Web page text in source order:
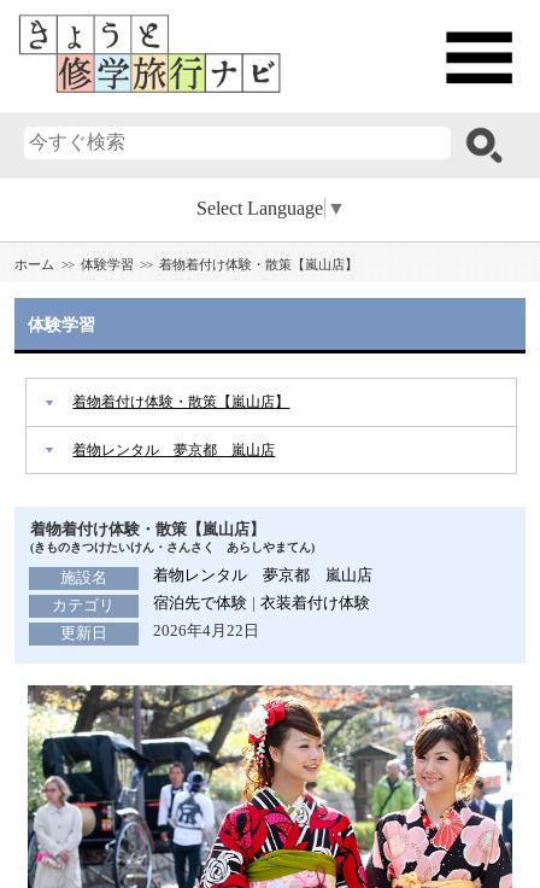
Select Language ▼
ホーム 体験学習 着物着付け体験・散策【嵐山店】
体験学習
着物着付け体験・散策【嵐山店】
着物レンタル 夢京都 嵐山店
着物着付け体験・散策【嵐山店】
(きものきつけたいけん・さんさく あらしやまてん)
施設名
着物レンタル 夢京都 嵐山店
カテゴリ
宿泊先で体験
衣装着付け体験
更新日
2026年4月22日